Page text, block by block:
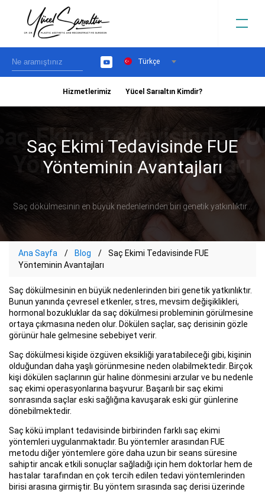
YouTubeTürkçe
Hizmetlerimiz Yücel Sarıaltın Kimdir?
Saç Ekimi Tedavisinde FUE
Yönteminin Avantajları
Saç dökülmesinin en büyük nedenlerinden biri genetik yatkınlıktır...
Ana Sayfa Blog
Saç Ekimi Tedavisinde FUE
Yönteminin Avantajları
Saç dökülmesinin en büyük nedenlerinden biri genetik yatkınlıktır.
Bunun yanında çevresel etkenler, stres, mevsim değişiklikleri,
hormonal bozukluklar da saç dökülmesi probleminin görülmesine
ortaya çıkmasına neden olur. Dökülen saçlar, saç derisinin gözle
görünür hale gelmesine sebebiyet verir.
Saç dökülmesi kişide özgüven eksikliği yaratabileceği gibi, kişinin
olduğundan daha yaşlı görünmesine neden olabilmektedir. Birçok
kişi dökülen saçlarının gür haline dönmesini arzular ve bu nedenle
saç ekimi operasyonlarına başvurur. Başarılı bir saç ekimi
sonrasında saçlar eski sağlığına kavuşarak eski gür günlerine
dönebilmektedir.
Saç kökü implant tedavisinde birbirinden farklı saç ekimi
yöntemleri uygulanmaktadır. Bu yöntemler arasından FUE
metodu diğer yöntemlere göre daha uzun bir seans süresine
sahiptir ancak etkili sonuçlar sağladığı için hem doktorlar hem de
hastalar tarafından en çok tercih edilen tedavi yöntemlerinden
birisi arasına girmiştir. Bu yöntem sırasında saç derisi üzerinde